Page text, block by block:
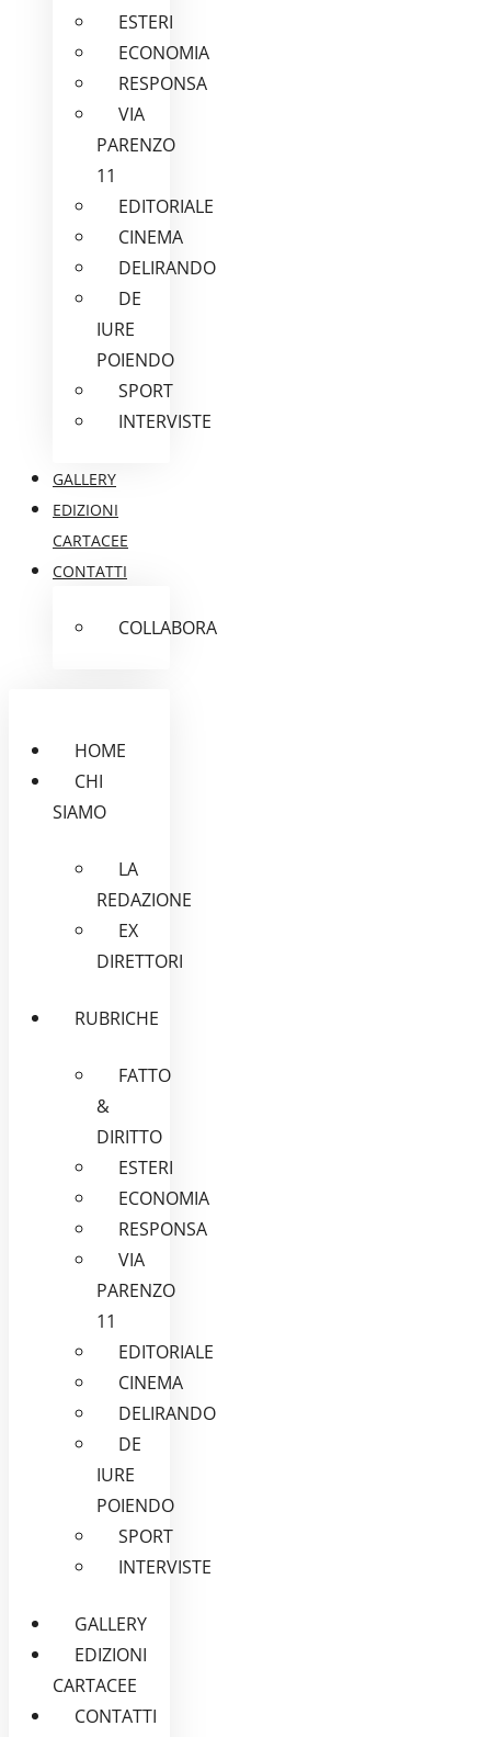
ESTERI
ECONOMIA
RESPONSA
VIA
PARENZO
11
EDITORIALE
CINEMA
DELIRANDO
DE
IURE
POIENDO
SPORT
INTERVISTE
GALLERY
EDIZIONI
CARTACEE
CONTATTI
COLLABORA
HOME
CHI
SIAMO
LA
REDAZIONE
EX
DIRETTORI
RUBRICHE
FATTO
&
DIRITTO
ESTERI
ECONOMIA
RESPONSA
VIA
PARENZO
11
EDITORIALE
CINEMA
DELIRANDO
DE
IURE
POIENDO
SPORT
INTERVISTE
GALLERY
EDIZIONI
CARTACEE
CONTATTI